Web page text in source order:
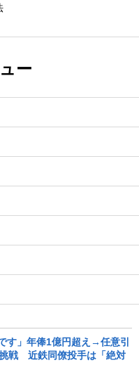
ー
す」年俸1億円超え→任意引
戦 近鉄同僚投手は「絶対